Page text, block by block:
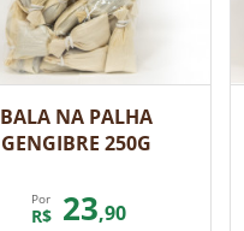
BALA NA PALHA
GENGIBRE 250G
Por
R$ 23,90